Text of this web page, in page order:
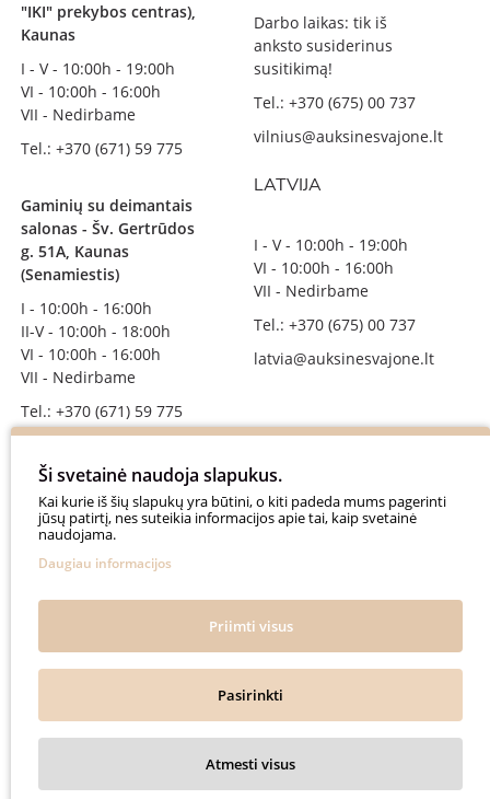
"IKI" prekybos centras),
Kaunas
I - V - 10:00h - 19:00h
VI - 10:00h - 16:00h
VII - Nedirbame
Tel.: +370 (671) 59 775
Gaminių su deimantais
salonas - Šv. Gertrūdos
g. 51A, Kaunas
(Senamiestis)
I - 10:00h - 16:00h
II-V - 10:00h - 18:00h
VI - 10:00h - 16:00h
VII - Nedirbame
Tel.: +370 (671) 59 775
SEKITE MUS
auksinesvajone
@auksinesvajone3600
Darbo laikas: tik iš
anksto susiderinus
susitikimą!
Tel.: +370 (675) 00 737
vilnius@auksinesvajone.lt
LATVIJA
I - V - 10:00h - 19:00h
VI - 10:00h - 16:00h
VII - Nedirbame
Tel.: +370 (675) 00 737
latvia@auksinesvajone.lt
Ši svetainė naudoja slapukus.
Kai kurie iš šių slapukų yra būtini, o kiti padeda mums pagerinti
jūsų patirtį, nes suteikia informacijos apie tai, kaip svetainė
naudojama.
Daugiau informacijos
Priimti visus
Pasirinkti
Atmesti visus